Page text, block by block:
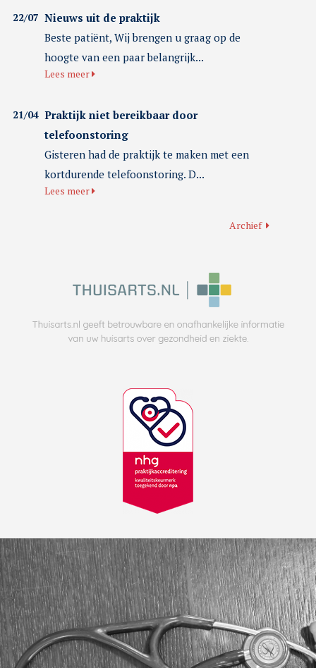
22/07 Nieuws uit de praktijk
Beste patiënt, Wij brengen u graag op de
hoogte van een paar belangrijk...
Lees meer
21/04 Praktijk niet bereikbaar door
telefoonstoring
Gisteren had de praktijk te maken met een
kortdurende telefoonstoring. D...
Lees meer
Archief